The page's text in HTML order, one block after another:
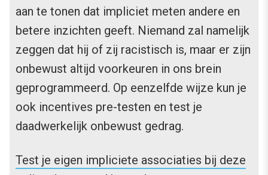
aan te tonen dat impliciet meten andere en
betere inzichten geeft. Niemand zal namelijk
zeggen dat hij of zij racistisch is, maar er zijn
onbewust altijd voorkeuren in ons brein
geprogrammeerd. Op eenzelfde wijze kun je
ook incentives pre-testen en test je
daadwerkelijk onbewust gedrag.
Test je eigen impliciete associaties bij deze